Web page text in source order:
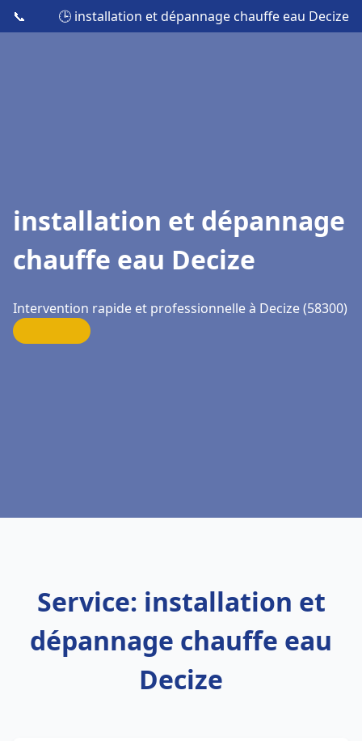
📞 🕒 installation et dépannage chauffe eau Decize
installation et dépannage
chauffe eau Decize
Intervention rapide et professionnelle à Decize (58300)
Service: installation et
dépannage chauffe eau
Decize